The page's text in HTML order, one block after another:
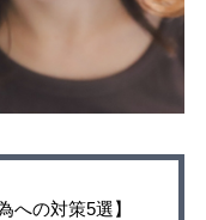
への対策5選】